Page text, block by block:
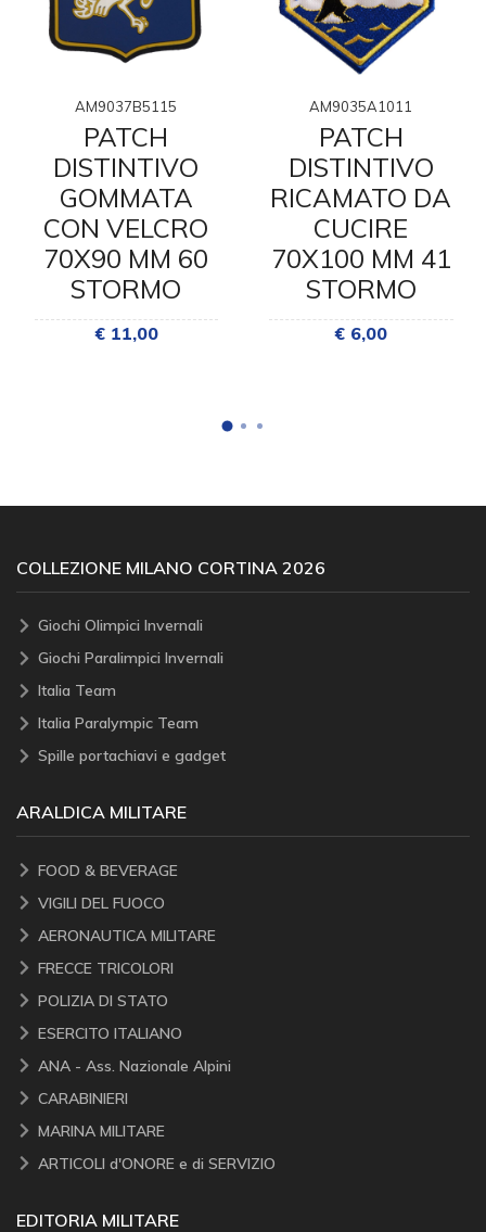
AM9037B5115
PATCH
DISTINTIVO
GOMMATA
CON VELCRO
70X90 MM 60
STORMO
€ 11,00
AM9035A1011
PATCH
DISTINTIVO
RICAMATO DA
CUCIRE
70X100 MM 41
STORMO
€ 6,00
COLLEZIONE MILANO CORTINA 2026
Giochi Olimpici Invernali
Giochi Paralimpici Invernali
Italia Team
Italia Paralympic Team
Spille portachiavi e gadget
ARALDICA MILITARE
FOOD & BEVERAGE
VIGILI DEL FUOCO
AERONAUTICA MILITARE
FRECCE TRICOLORI
POLIZIA DI STATO
ESERCITO ITALIANO
ANA - Ass. Nazionale Alpini
CARABINIERI
MARINA MILITARE
ARTICOLI d'ONORE e di SERVIZIO
EDITORIA MILITARE